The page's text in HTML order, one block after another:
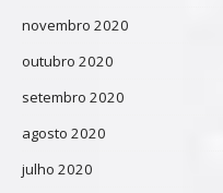
novembro 2020
outubro 2020
setembro 2020
agosto 2020
julho 2020